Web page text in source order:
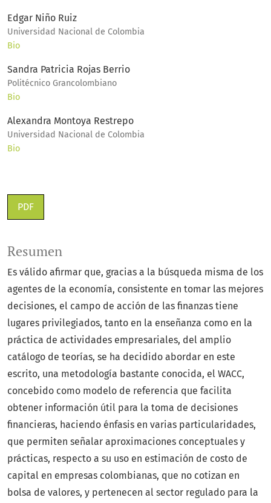
Edgar Niño Ruiz
Universidad Nacional de Colombia
Bio
Sandra Patricia Rojas Berrio
Politécnico Grancolombiano
Bio
Alexandra Montoya Restrepo
Universidad Nacional de Colombia
Bio
PDF
Resumen
Es válido afirmar que, gracias a la búsqueda misma de los
agentes de la economía, consistente en tomar las mejores
decisiones, el campo de acción de las finanzas tiene
lugares privilegiados, tanto en la enseñanza como en la
práctica de actividades empresariales, del amplio
catálogo de teorías, se ha decidido abordar en este
escrito, una metodología bastante conocida, el WACC,
concebido como modelo de referencia que facilita
obtener información útil para la toma de decisiones
financieras, haciendo énfasis en varias particularidades,
que permiten señalar aproximaciones conceptuales y
prácticas, respecto a su uso en estimación de costo de
capital en empresas colombianas, que no cotizan en
bolsa de valores, y pertenecen al sector regulado para la